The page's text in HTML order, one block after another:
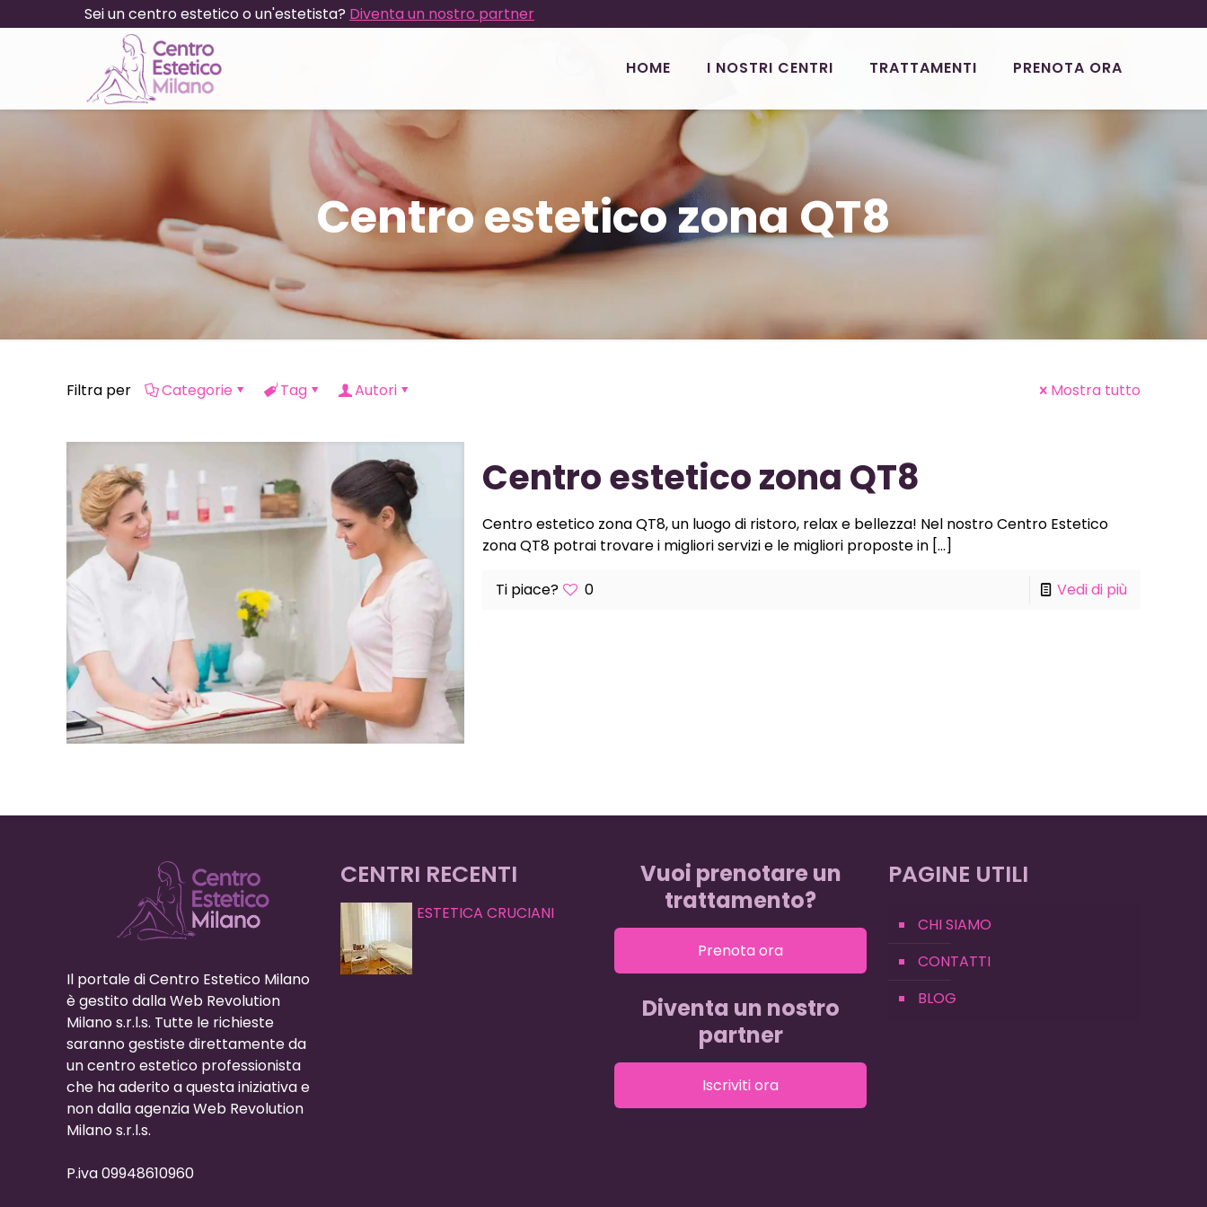
Sei un centro estetico o un'estetista? Diventa un nostro partner
HOME I NOSTRI CENTRI TRATTAMENTI PRENOTA ORA
Centro estetico zona QT8
Filtra per Categorie Tag Autori Mostra tutto
Centro estetico zona QT8
Centro estetico zona QT8, un luogo di ristoro, relax e bellezza! Nel nostro Centro Estetico
zona QT8 potrai trovare i migliori servizi e le migliori proposte in[…]
Ti piace? 0 Vedi di più
Il portale di Centro Estetico Milano
è gestito dalla Web Revolution
Milano s.r.l.s. Tutte le richieste
saranno gestiste direttamente da
un centro estetico professionista
che ha aderito a questa iniziativa e
non dalla agenzia Web Revolution
Milano s.r.l.s.
P.iva 09948610960
CENTRI RECENTI
ESTETICA CRUCIANI
Vuoi prenotare un
trattamento?
Prenota ora
Diventa un nostro
partner
Iscriviti ora
PAGINE UTILI
CHI SIAMO
CONTATTI
BLOG